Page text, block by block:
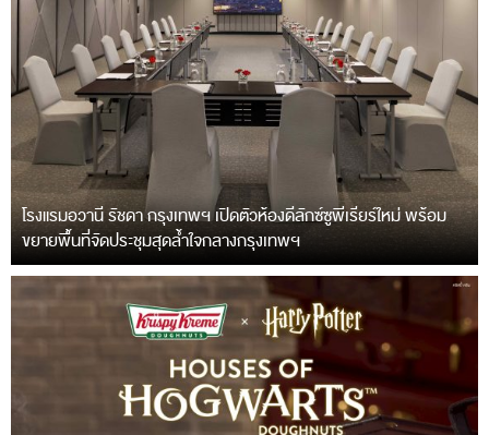
โรงแรมอวานี รัชดา กรุงเทพฯ เปิดตัวห้องดีลักซ์ซูพีเรียร์ใหม่ พร้อม
ขยายพื้นที่จัดประชุมสุดล้ำใจกลางกรุงเทพฯ